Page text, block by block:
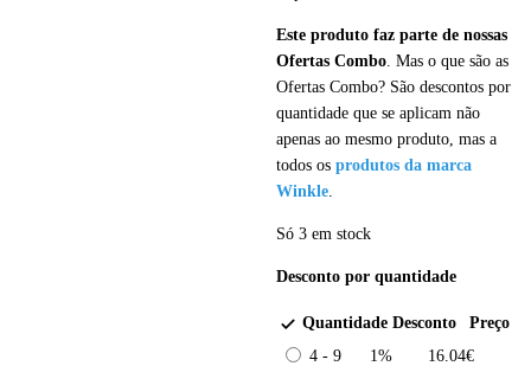
Este produto faz parte de nossas
Ofertas Combo. Mas o que são as
Ofertas Combo? São descontos por
quantidade que se aplicam não
apenas ao mesmo produto, mas a
todos os produtos da marca
Winkle.
Só 3 em stock
Desconto por quantidade
Quantidade Desconto
Preço
4 - 9
1% 16.04€